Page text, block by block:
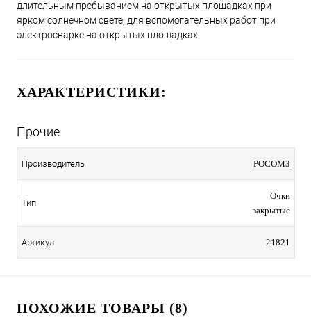
длительным пребыванием на открытых площадках при
ярком солнечном свете, для вспомогательных работ при
электросварке на открытых площадках.
ХАРАКТЕРИСТИКИ:
Прочие
Производитель РОСОМЗ
Тип
Очки
закрытые
Артикул 21821
ПОХОЖИЕ ТОВАРЫ (8)